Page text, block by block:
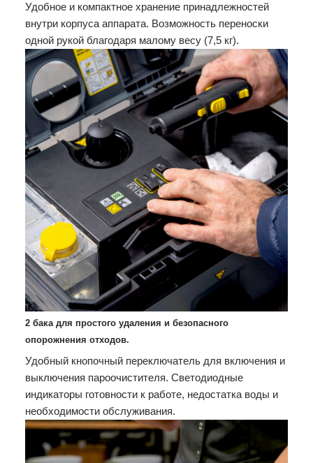
Удобное и компактное хранение принадлежностей
внутри корпуса аппарата. Возможность переноски
одной рукой благодаря малому весу (7,5 кг).
2 бака для простого удаления и безопасного
опорожнения отходов.
Удобный кнопочный переключатель для включения и
выключения пароочистителя. Светодиодные
индикаторы готовности к работе, недостатка воды и
необходимости обслуживания.